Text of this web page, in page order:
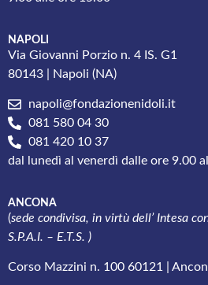
NAPOLI
Via Giovanni Porzio n. 4 IS. G1
80143 | Napoli (NA)
napoli@fondazionenidoli.it
081 580 04 30
081 420 10 37
dal lunedì al venerdì dalle ore 9.00
ANCONA
(sede condivisa, in virtù dell’ Intesa
S.P.A.I. – E.T.S. )
Corso Mazzini n. 100 60121 |